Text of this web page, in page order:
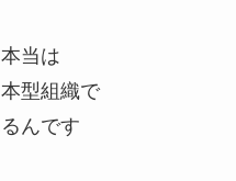
当は
型組織で
んです